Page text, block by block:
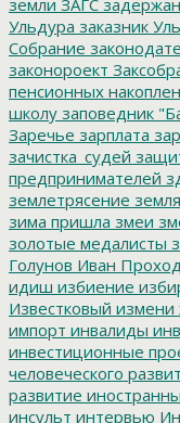
Ульдура заказник
Собрание
законороект
пенсионных
школу заповедник
Заречье зарплата
зачистка_судей
предпринимателей
землетрясение земля
зима пришла змеи
золотые медалисты
Голунов Иван
идиш избиение
Известковый измени
импорт инвалиды
инвестиционные
человеческого
развитие
инсульт интервью